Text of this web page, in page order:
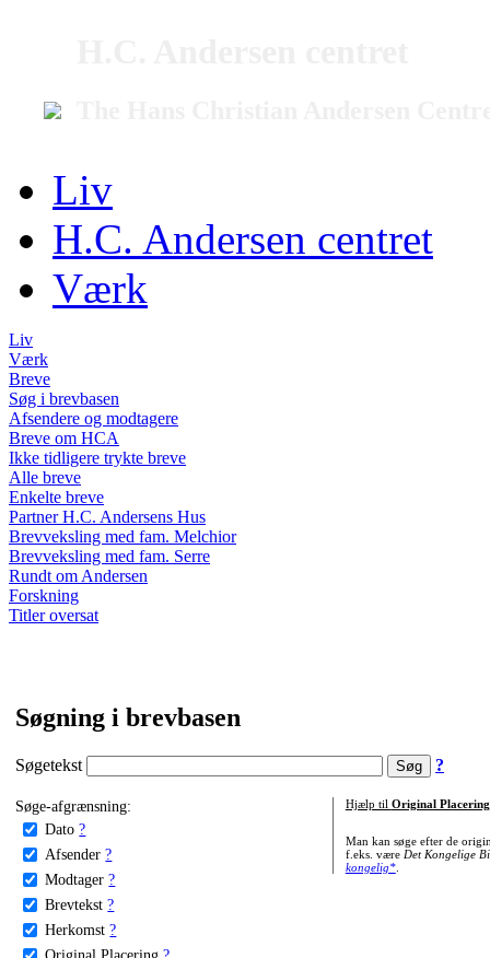
Liv
H.C. Andersen centret
Værk
Liv
Værk
Breve
Søg i brevbasen
Afsendere og modtagere
Breve om HCA
Ikke tidligere trykte breve
Alle breve
Enkelte breve
Partner H.C. Andersens Hus
Brevveksling med fam. Melchior
Brevveksling med fam. Serre
Rundt om Andersen
Forskning
Titler oversat
Søgning i brevbasen
Søgetekst ?
Søge-afgrænsning:
Dato ?
Afsender ?
Modtager ?
Brevtekst ?
Herkomst ?
Hjælp til Original Placering
Man kan søge efter de
f.eks. være Det Kongelige
kongelig*.